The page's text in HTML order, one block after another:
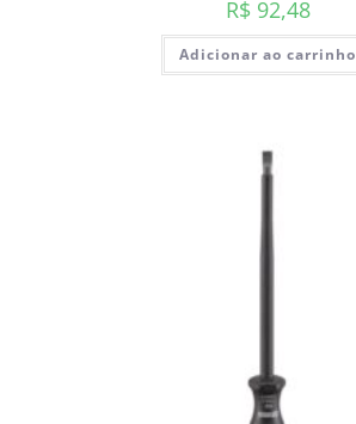
R$ 92,48
Adicionar ao carrinho